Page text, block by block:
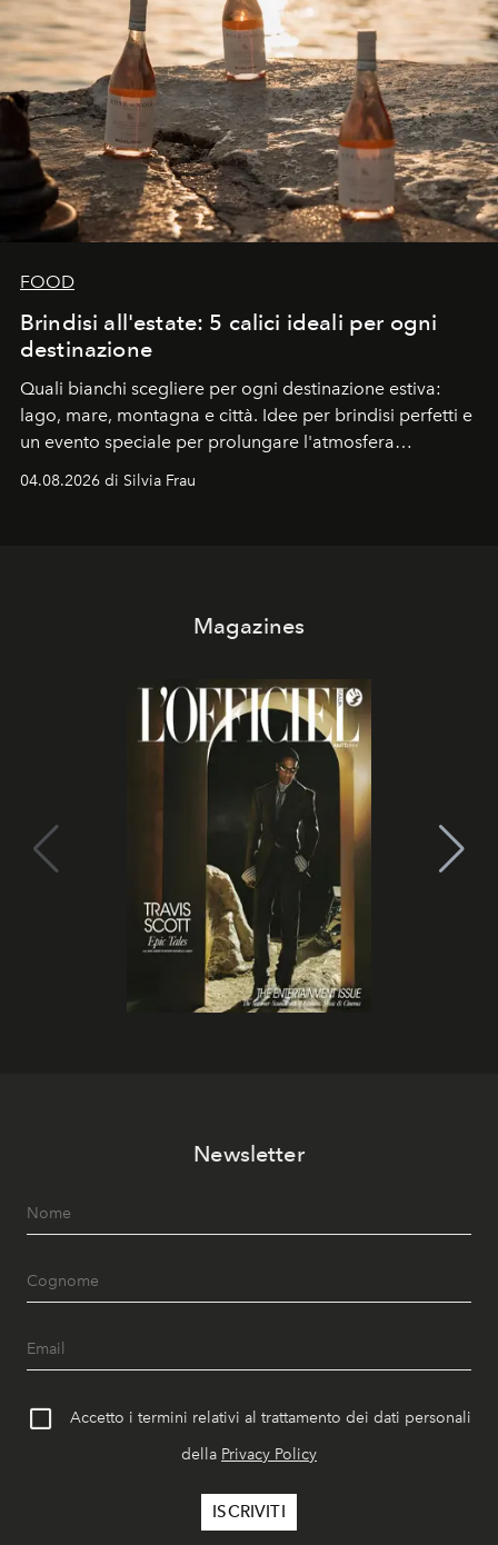
FOOD
Brindisi all'estate: 5 calici ideali per ogni
destinazione
Quali bianchi scegliere per ogni destinazione estiva:
lago, mare, montagna e città. Idee per brindisi perfetti e
un evento speciale per prolungare l'atmosfera
04.08.2026 di Silvia Frau
Magazines
Newsletter
Accetto i termini relativi al trattamento dei dati personali
della Privacy Policy